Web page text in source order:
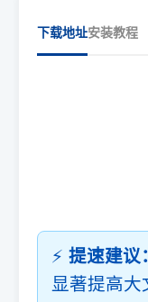
下载地址安装教程
⚡ 提速建议：
显著提高大